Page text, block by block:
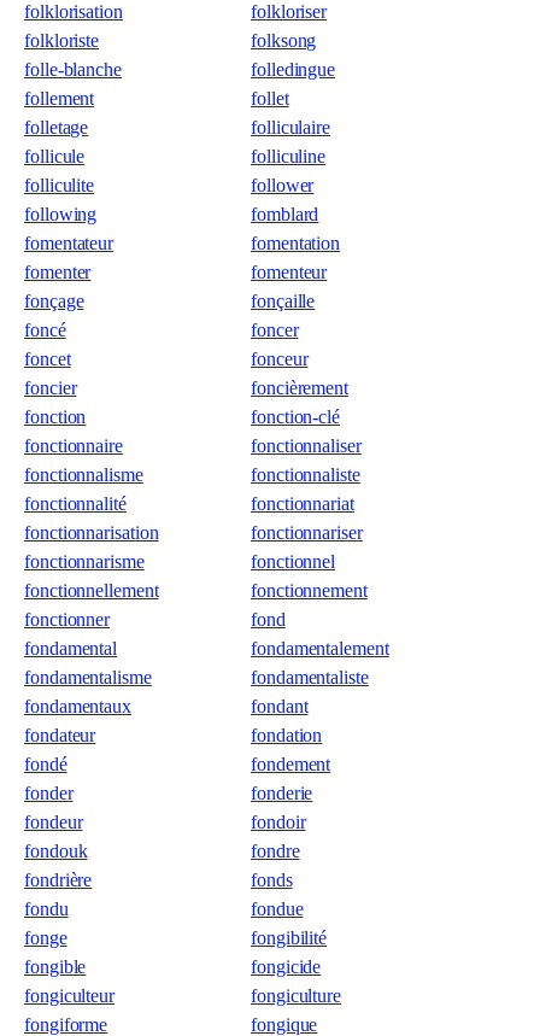
folklorisation
folkloriser
folkloriste
folksong
folle-blanche
folledingue
follement
follet
folletage
folliculaire
follicule
folliculine
folliculite
follower
following
fomblard
fomentateur
fomentation
fomenter
fomenteur
fonçage
fonçaille
foncé
foncer
foncet
fonceur
foncier
foncièrement
fonction
fonction-clé
fonctionnaire
fonctionnaliser
fonctionnalisme
fonctionnaliste
fonctionnalité
fonctionnariat
fonctionnarisation
fonctionnariser
fonctionnarisme
fonctionnel
fonctionnellement
fonctionnement
fonctionner
fond
fondamental
fondamentalement
fondamentalisme
fondamentaliste
fondamentaux
fondant
fondateur
fondation
fondé
fondement
fonder
fonderie
fondeur
fondoir
fondouk
fondre
fondrière
fonds
fondu
fondue
fonge
fongibilité
fongible
fongicide
fongiculteur
fongiculture
fongiforme
fongique